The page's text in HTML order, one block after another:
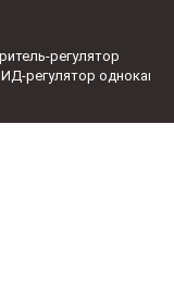
регулятор
регулятор